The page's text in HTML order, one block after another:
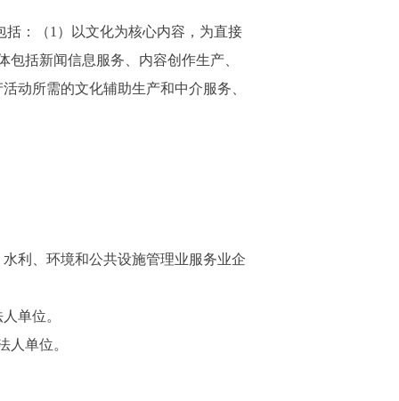
：（1）以文化为核心内容，为直接
括新闻信息服务、内容创作生产、
动所需的文化辅助生产和中介服务、
利、环境和公共设施管理业服务业企
单位。
单位。